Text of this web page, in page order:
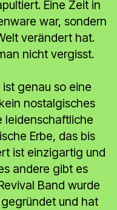
Eine Zeit in
war, sondern
verändert hat.
nicht vergisst.
genau so eine
nostalgisches
leidenschaftliche
Erbe, das bis
ist einzigartig und
andere gibt es
Band wurde
und hat